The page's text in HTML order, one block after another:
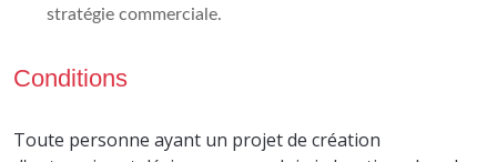
stratégie commerciale.
Conditions
Toute personne ayant un projet de création